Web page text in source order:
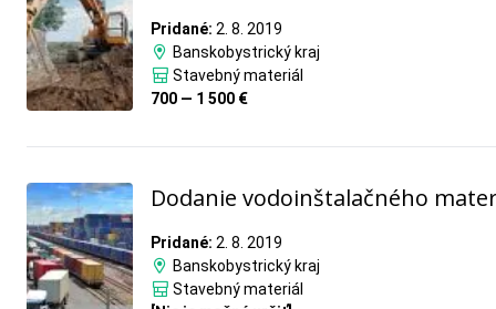
Pridané: 2. 8. 2019
Banskobystrický kraj
Stavebný materiál
700 — 1 500 €
Dodanie vodoinštalačného
Pridané: 2. 8. 2019
Banskobystrický kraj
Stavebný materiál